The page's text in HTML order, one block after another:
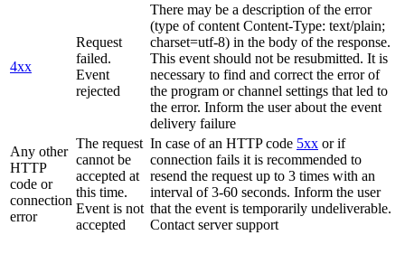
4xx
Request
failed.
Event
rejected
There may be a description of the error
(type of content Content-Type: text/plain;
charset=utf-8) in the body of the response.
This event should not be resubmitted. It is
necessary to find and correct the error of
the program or channel settings that led to
the error. Inform the user about the event
delivery failure
Any other
HTTP
code or
connection
error
The request
cannot be
accepted at
this time.
Event is not
accepted
In case of an HTTP code 5xx or if
connection fails it is recommended to
resend the request up to 3 times with an
interval of 3-60 seconds. Inform the user
that the event is temporarily undeliverable.
Contact server support